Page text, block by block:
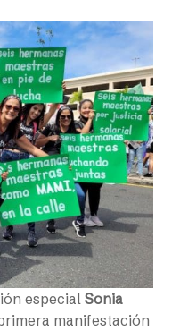
especial Sonia
manifestación